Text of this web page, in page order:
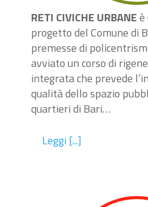
RETI CIVICHE URBANE
progetto del Comune di
premesse di
avviato un corso di
integrata che prevede
qualità dello spazio
quartieri di Bari…
Leggi [...]